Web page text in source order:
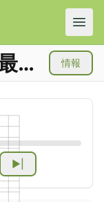
第46回新春囲碁最強戦 情報
▶|